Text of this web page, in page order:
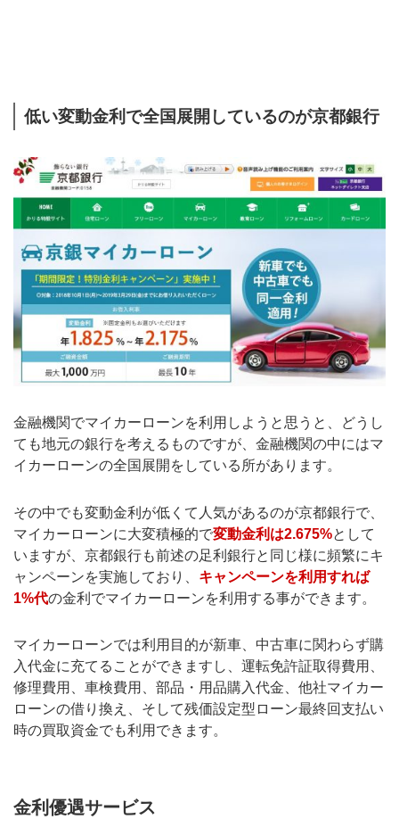
低い変動金利で全国展開しているのが京都銀行
金融機関でマイカーローンを利用しようと思うと、どうし
ても地元の銀行を考えるものですが、金融機関の中にはマ
イカーローンの全国展開をしている所があります。
その中でも変動金利が低くて人気があるのが京都銀行で、
マイカーローンに大変積極的で変動金利は2.675%として
いますが、京都銀行も前述の足利銀行と同じ様に頻繁にキ
ャンペーンを実施しており、 キャンペーンを利用すれば
1%代の金利でマイカーローンを利用する事ができます。
マイカーローンでは利用目的が新車、中古車に関わらず購
入代金に充てることができますし、運転免許証取得費用、
修理費用、車検費用、部品・用品購入代金、他社マイカー
ローンの借り換え、そして残価設定型ローン最終回支払い
時の買取資金でも利用できます。
金利優遇サービス